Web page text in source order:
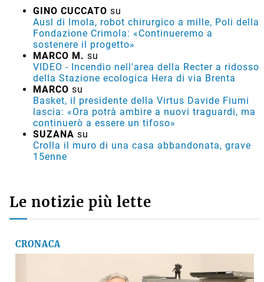
GINO CUCCATO su
Ausl di Imola, robot chirurgico a mille, Poli della
Fondazione Crimola: «Continueremo a
sostenere il progetto»
MARCO M. su
VIDEO - Incendio nell'area della Recter a ridosso
della Stazione ecologica Hera di via Brenta
MARCO su
Basket, il presidente della Virtus Davide Fiumi
lascia: «Ora potrà ambire a nuovi traguardi, ma
continuerò a essere un tifoso»
SUZANA su
Crolla il muro di una casa abbandonata, grave
15enne
Le notizie più lette
CRONACA